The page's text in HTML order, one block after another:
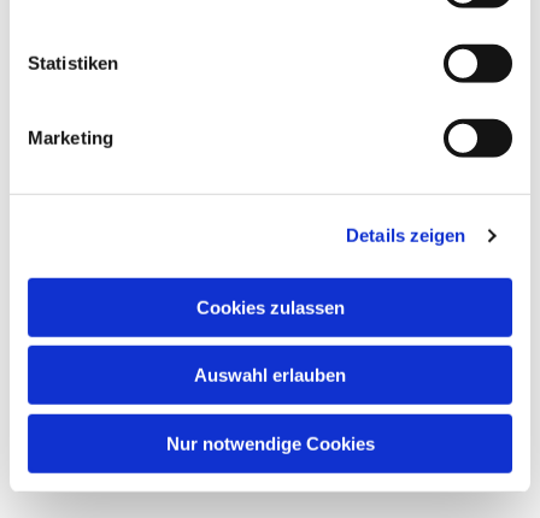
Statistiken
Marketing
Details zeigen
Cookies zulassen
Auswahl erlauben
Nur notwendige Cookies